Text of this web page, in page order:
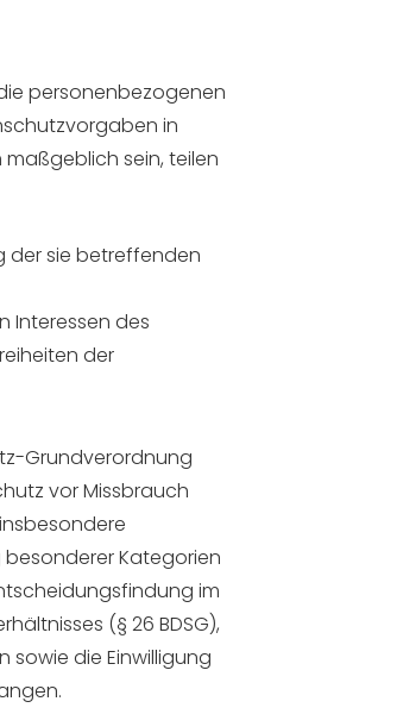
personenbezogenen
in
maßgeblich sein, teilen
der sie betreffenden
Interessen des
der
Grundverordnung
vor Missbrauch
besonderer Kategorien
im
(§ 26 BDSG),
die Einwilligung